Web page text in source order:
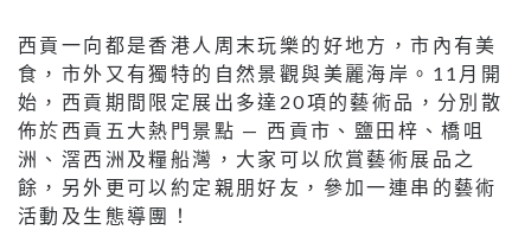
西貢一向都是香港人周末玩樂的好地方，市內有美
食，市外又有獨特的自然景觀與美麗海岸。11月開
始，西貢期間限定展出多達20項的藝術品，分別散
佈於西貢五大熱門景點 — 西貢市、鹽田梓、橋咀
洲、滘西洲及糧船灣，大家可以欣賞藝術展品之
餘，另外更可以約定親朋好友，參加一連串的藝術
活動及生態導團！